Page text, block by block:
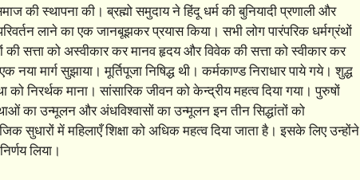
की स्थापना की। ब्रह्मो समुदाय ने हिंदू धर्म की बुनियादी प्रणाली और
लाने का एक जानबूझकर प्रयास किया। सभी लोग पारंपरिक धर्मग्रंथों
सत्ता को अस्वीकार कर मानव हृदय और विवेक की सत्ता को स्वीकार कर
मार्ग सुझाया। मूर्तिपूजा निषिद्ध थी। कर्मकाण्ड निराधार पाये गये। शुद्ध
निरर्थक माना। सांसारिक जीवन को केन्द्रीय महत्व दिया गया। पुरुषों
का उन्मूलन और अंधविश्वासों का उन्मूलन इन तीन सिद्धांतों को
सुधारों में महिलाएँ शिक्षा को अधिक महत्व दिया जाता है। इसके लिए उन्होंने
लिया।